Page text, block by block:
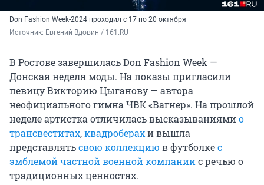
Don Fashion Week-2024 проходил с 17 по 20 октября
Источник: Евгений Вдовин / 161.RU
В Ростове завершилась Don Fashion Week —
Донская неделя моды. На показы пригласили
певицу Викторию Цыганову — автора
неофициального гимна ЧВК «Вагнер». На прошлой
неделе артистка отличилась высказываниямио
трансвеститах,квадроберахи вышла
представлятьсвою коллекцию в футболкес
эмблемой частной военной компаниис речью о
традиционных ценностях.